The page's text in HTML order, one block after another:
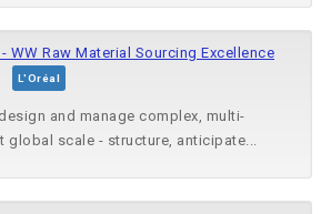
WW Raw Material Sourcing Excellence
L'Oréal
and manage complex, multi-
global scale - structure, anticipate...